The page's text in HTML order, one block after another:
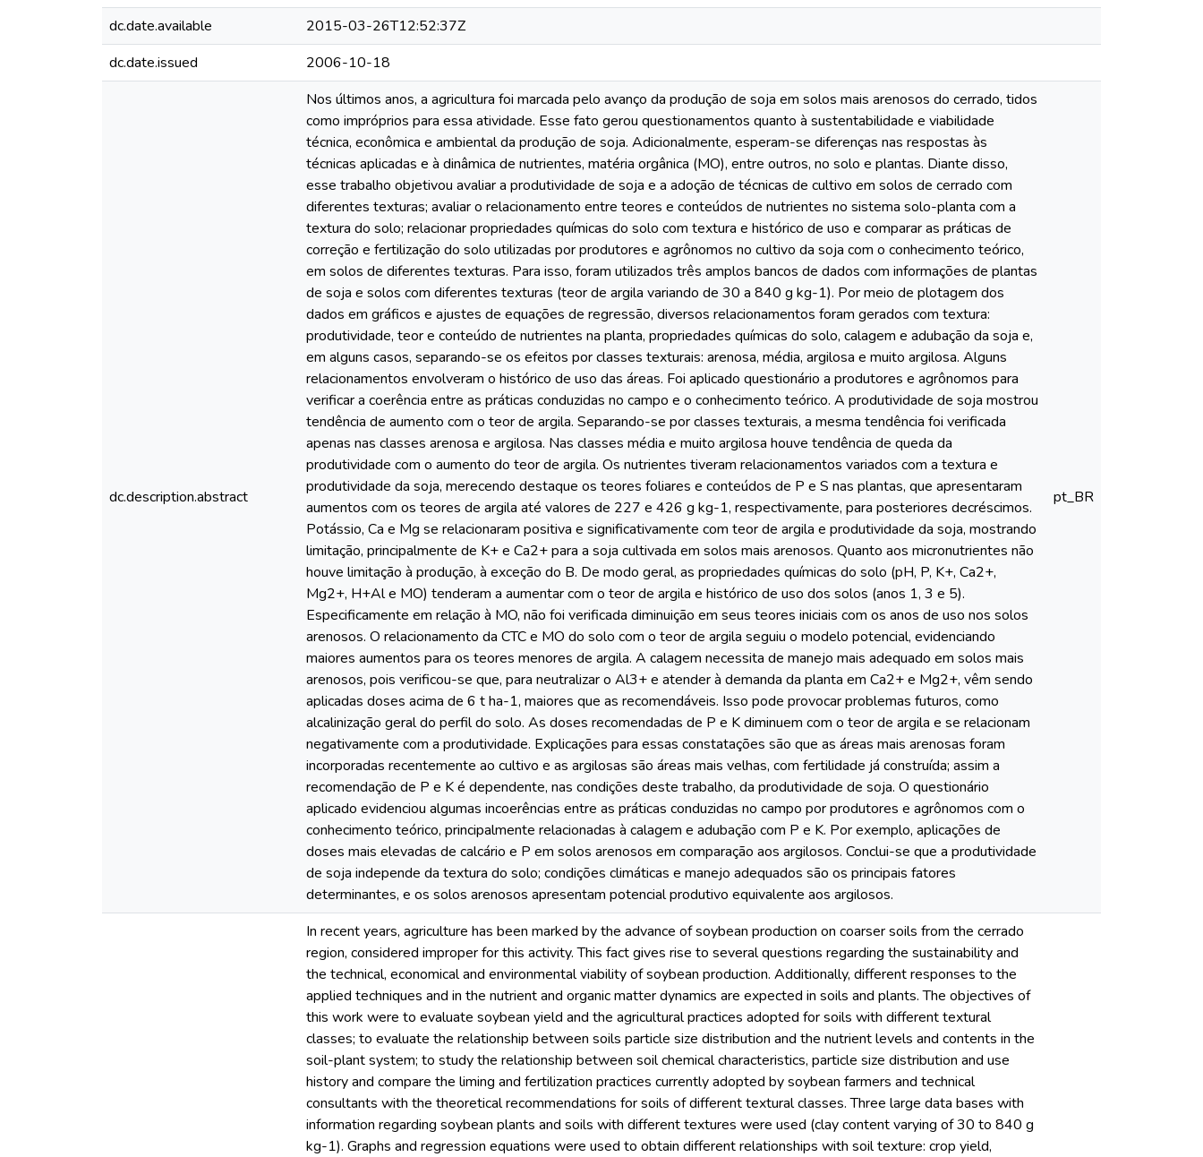
dc.date.available
2015-03-26T12:52:37Z
dc.date.issued
2006-10-18
dc.description.abstract
Nos últimos anos, a agricultura foi marcada pelo avanço da produção de soja em solos mais arenosos do cerrado, tidos
como impróprios para essa atividade. Esse fato gerou questionamentos quanto à sustentabilidade e viabilidade
técnica, econômica e ambiental da produção de soja. Adicionalmente, esperam-se diferenças nas respostas às
técnicas aplicadas e à dinâmica de nutrientes, matéria orgânica (MO), entre outros, no solo e plantas. Diante disso,
esse trabalho objetivou avaliar a produtividade de soja e a adoção de técnicas de cultivo em solos de cerrado com
diferentes texturas; avaliar o relacionamento entre teores e conteúdos de nutrientes no sistema solo-planta com a
textura do solo; relacionar propriedades químicas do solo com textura e histórico de uso e comparar as práticas de
correção e fertilização do solo utilizadas por produtores e agrônomos no cultivo da soja com o conhecimento teórico,
em solos de diferentes texturas. Para isso, foram utilizados três amplos bancos de dados com informações de plantas
de soja e solos com diferentes texturas (teor de argila variando de 30 a 840 g kg-1). Por meio de plotagem dos
dados em gráficos e ajustes de equações de regressão, diversos relacionamentos foram gerados com textura:
produtividade, teor e conteúdo de nutrientes na planta, propriedades químicas do solo, calagem e adubação da soja e,
em alguns casos, separando-se os efeitos por classes texturais: arenosa, média, argilosa e muito argilosa. Alguns
relacionamentos envolveram o histórico de uso das áreas. Foi aplicado questionário a produtores e agrônomos para
verificar a coerência entre as práticas conduzidas no campo e o conhecimento teórico. A produtividade de soja mostrou
tendência de aumento com o teor de argila. Separando-se por classes texturais, a mesma tendência foi verificada
apenas nas classes arenosa e argilosa. Nas classes média e muito argilosa houve tendência de queda da
produtividade com o aumento do teor de argila. Os nutrientes tiveram relacionamentos variados com a textura e
produtividade da soja, merecendo destaque os teores foliares e conteúdos de P e S nas plantas, que apresentaram
aumentos com os teores de argila até valores de 227 e 426 g kg-1, respectivamente, para posteriores decréscimos.
Potássio, Ca e Mg se relacionaram positiva e significativamente com teor de argila e produtividade da soja, mostrando
limitação, principalmente de K+ e Ca2+ para a soja cultivada em solos mais arenosos. Quanto aos micronutrientes não
houve limitação à produção, à exceção do B. De modo geral, as propriedades químicas do solo (pH, P, K+, Ca2+,
Mg2+, H+Al e MO) tenderam a aumentar com o teor de argila e histórico de uso dos solos (anos 1, 3 e 5).
Especificamente em relação à MO, não foi verificada diminuição em seus teores iniciais com os anos de uso nos solos
arenosos. O relacionamento da CTC e MO do solo com o teor de argila seguiu o modelo potencial, evidenciando
maiores aumentos para os teores menores de argila. A calagem necessita de manejo mais adequado em solos mais
arenosos, pois verificou-se que, para neutralizar o Al3+ e atender à demanda da planta em Ca2+ e Mg2+, vêm sendo
aplicadas doses acima de 6 t ha-1, maiores que as recomendáveis. Isso pode provocar problemas futuros, como
alcalinização geral do perfil do solo. As doses recomendadas de P e K diminuem com o teor de argila e se relacionam
negativamente com a produtividade. Explicações para essas constatações são que as áreas mais arenosas foram
incorporadas recentemente ao cultivo e as argilosas são áreas mais velhas, com fertilidade já construída; assim a
recomendação de P e K é dependente, nas condições deste trabalho, da produtividade de soja. O questionário
aplicado evidenciou algumas incoerências entre as práticas conduzidas no campo por produtores e agrônomos com o
conhecimento teórico, principalmente relacionadas à calagem e adubação com P e K. Por exemplo, aplicações de
doses mais elevadas de calcário e P em solos arenosos em comparação aos argilosos. Conclui-se que a produtividade
de soja independe da textura do solo; condições climáticas e manejo adequados são os principais fatores
determinantes, e os solos arenosos apresentam potencial produtivo equivalente aos argilosos.
pt_BR
In recent years, agriculture has been marked by the advance of soybean production on coarser soils from the cerrado
region, considered improper for this activity. This fact gives rise to several questions regarding the sustainability and
the technical, economical and environmental viability of soybean production. Additionally, different responses to the
applied techniques and in the nutrient and organic matter dynamics are expected in soils and plants. The objectives of
this work were to evaluate soybean yield and the agricultural practices adopted for soils with different textural
classes; to evaluate the relationship between soils particle size distribution and the nutrient levels and contents in the
soil-plant system; to study the relationship between soil chemical characteristics, particle size distribution and use
history and compare the liming and fertilization practices currently adopted by soybean farmers and technical
consultants with the theoretical recommendations for soils of different textural classes. Three large data bases with
information regarding soybean plants and soils with different textures were used (clay content varying of 30 to 840 g
kg-1). Graphs and regression equations were used to obtain different relationships with soil texture: crop yield,